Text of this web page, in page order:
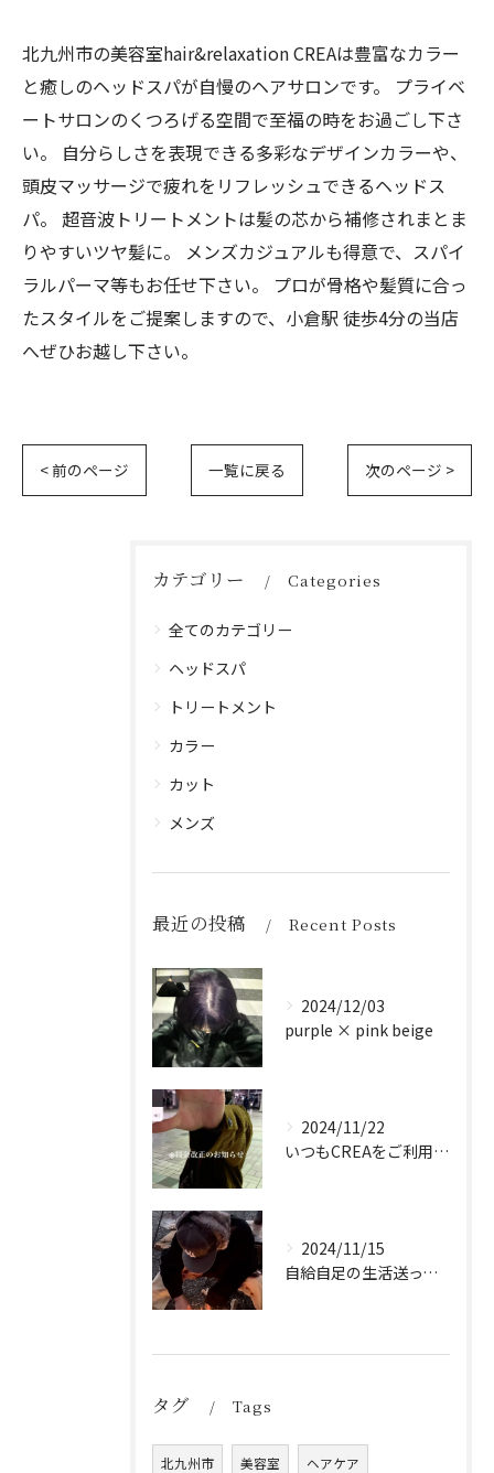
北九州市の美容室hair&relaxation CREAは豊富なカラー
と癒しのヘッドスパが自慢のヘアサロンです。 プライベ
ートサロンのくつろげる空間で至福の時をお過ごし下さ
い。 自分らしさを表現できる多彩なデザインカラーや、
頭皮マッサージで疲れをリフレッシュできるヘッドス
パ。 超音波トリートメントは髪の芯から補修されまとま
りやすいツヤ髪に。 メンズカジュアルも得意で、スパイ
ラルパーマ等もお任せ下さい。 プロが骨格や髪質に合っ
たスタイルをご提案しますので、小倉駅 徒歩4分の当店
へぜひお越し下さい。
< 前のページ 一覧に戻る 次のページ >
カテゴリー Categories
全てのカテゴリー
ヘッドスパ
トリートメント
カラー
カット
メンズ
最近の投稿 Recent Posts
2024/12/03
purple × pink beige
2024/11/22
いつもCREAをご利用頂き誠に有難う御座います！
2024/11/15
自給自足の生活送ってます
タグ Tags
北九州市 美容室 ヘアケア